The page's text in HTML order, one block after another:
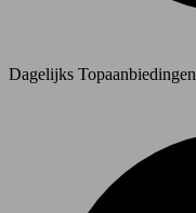
Dagelijks Topaanbiedingen